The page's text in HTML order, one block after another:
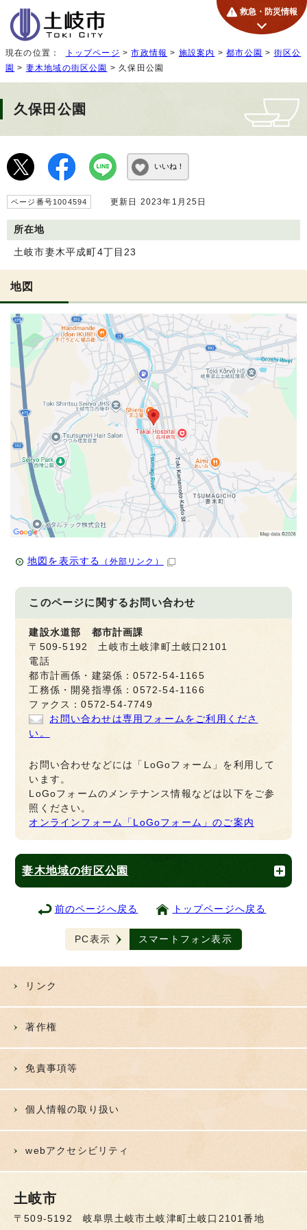
救急・防災情報
現在の位置： トップページ >市政情報 > 施設案内 >都市公園 > 街区公
園 > 妻木地域の街区公園 > 久保田公園
久保田公園
いいね！
ページ番号1004594 更新日 2023年1月25日
所在地
土岐市妻木平成町4丁目23
地図
地図を表示する （外部リンク）
このページに関するお問い合わせ
建設水道部 都市計画課
〒509-5192 土岐市土岐津町土岐口2101
電話
都市計画係・建築係：0572-54-1165
工務係・開発指導係：0572-54-1166
ファクス：0572-54-7749
お問い合わせは専用フォームをご利用くださ
い。
お問い合わせなどには「LoGoフォーム」を利用して
います。
LoGoフォームのメンテナンス情報などは以下をご参
照ください。
オンラインフォーム「LoGoフォーム」のご案内
妻木地域の街区公園
前のページへ戻る トップページへ戻る
PC表示 スマートフォン表示
リンク
著作権
免責事項等
個人情報の取り扱い
webアクセシビリティ
土岐市
〒509-5192 岐阜県土岐市土岐津町土岐口2101番地